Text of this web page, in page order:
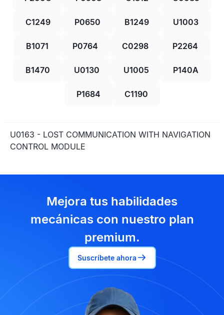
C1249 P0650 B1249 U1003
B1071 P0764 C0298 P2264
B1470 U0130 U1005 P140A
P1684 C1190
U0163 - LOST COMMUNICATION WITH NAVIGATION
CONTROL MODULE
Mejora tus habilidades
mecánicas con nuestro plan
premium.
Suscríbete ahora